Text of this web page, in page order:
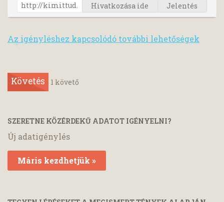
Hivatkozása ide Jelentés
Az igényléshez kapcsolódó további lehetőségek
Követés 1 követő
SZERETNE KÖZÉRDEKŰ ADATOT IGÉNYELNI?
Új adatigénylés
Máris kezdhetjük »